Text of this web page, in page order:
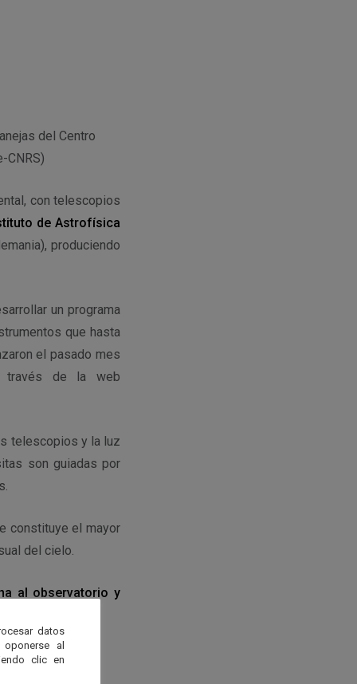
del Centro
CNRS)
con telescopios
de Astrofísica
produciendo
un programa
que hasta
el pasado mes
través de la web
telescopios y la luz
son guiadas por
constituye el mayor
del cielo.
al observatorio y
datos
al
clic en